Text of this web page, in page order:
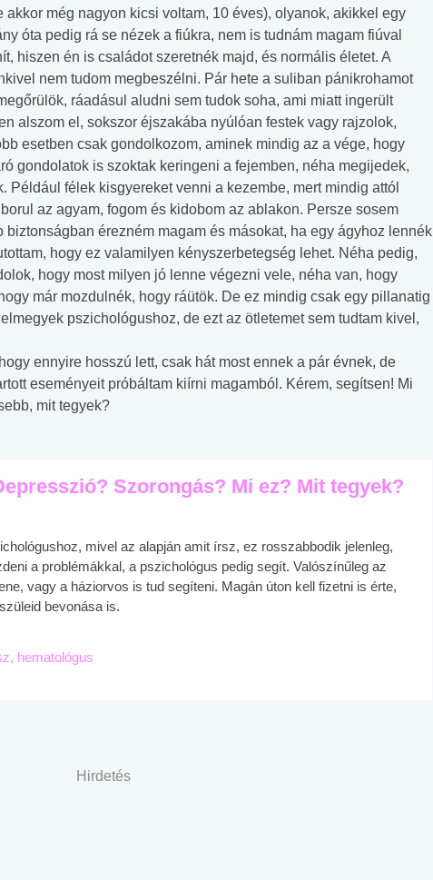
akkor még nagyon kicsi voltam, 10 éves), olyanok, akikkel egy
óta pedig rá se nézek a fiúkra, nem is tudnám magam fiúval
hiszen én is családot szeretnék majd, és normális életet. A
nem tudom megbeszélni. Pár hete a suliban pánikrohamot
ráadásul aludni sem tudok soha, ami miatt ingerült
alszom el, sokszor éjszakába nyúlóan festek vagy rajzolok,
esetben csak gondolkozom, aminek mindig az a vége, hogy
gondolatok is szoktak keringeni a fejemben, néha megijedek,
Például félek kisgyereket venni a kezembe, mert mindig attól
az agyam, fogom és kidobom az ablakon. Persze sosem
biztonságban érezném magam és másokat, ha egy ágyhoz lennék
hogy ez valamilyen kényszerbetegség lehet. Néha pedig,
hogy most milyen jó lenne végezni vele, néha van, hogy
már mozdulnék, hogy ráütök. De ez mindig csak egy pillanatig
pszichológushoz, de ezt az ötletemet sem tudtam kivel,
ennyire hosszú lett, csak hát most ennek a pár évnek, de
eseményeit próbáltam kiírni magamból. Kérem, segítsen! Mi
mit tegyek?
Szorongás? Mi ez? Mit tegyek?
mivel az alapján amit írsz, ez rosszabbodik jelenleg,
a problémákkal, a pszichológus pedig segít. Valószínűleg az
vagy a háziorvos is tud segíteni. Magán úton kell fizetni is érte,
bevonása is.
hematológus
Hirdetés